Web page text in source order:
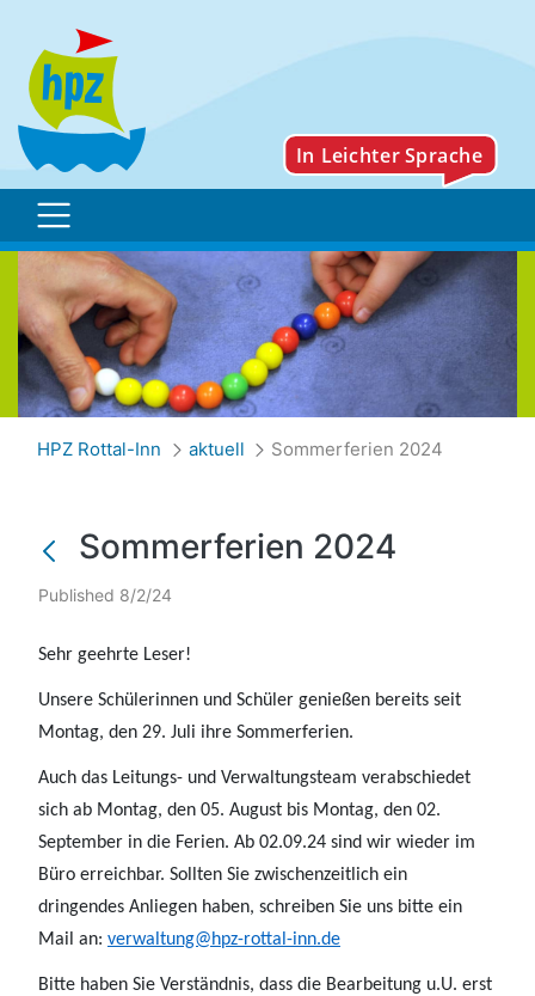
Sommerferien 2024
HPZ Rottal-Inn aktuell Sommerferien 2024
Sommerferien 2024
Published 8/2/24
Sehr geehrte Leser!
Unsere Schülerinnen und Schüler genießen bereits seit
Montag, den 29. Juli ihre Sommerferien.
Auch das Leitungs- und Verwaltungsteam verabschiedet
sich ab Montag, den 05. August bis Montag, den 02.
September in die Ferien. Ab 02.09.24 sind wir wieder im
Büro erreichbar. Sollten Sie zwischenzeitlich ein
dringendes Anliegen haben, schreiben Sie uns bitte ein
Mail an: verwaltung@hpz-rottal-inn.de
Bitte haben Sie Verständnis, dass die Bearbeitung u.U. erst